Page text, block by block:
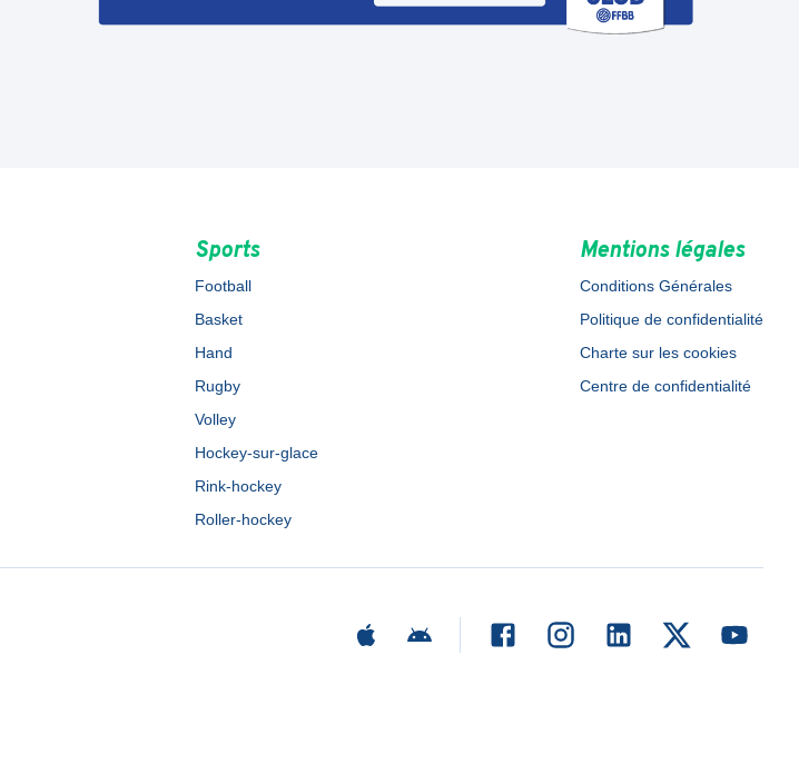
Sports
Football
Basket
Hand
Rugby
Volley
Hockey-sur-glace
Rink-hockey
Roller-hockey
Mentions légales
Conditions Générales
Politique de confidentialité
Charte sur les cookies
Centre de confidentialité